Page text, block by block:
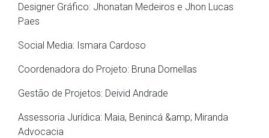
Designer Gráfico: Jhonatan Medeiros e Jhon Lucas
Paes
Social Media: Ismara Cardoso
Coordenadora do Projeto: Bruna Dornellas
Gestão de Projetos: Deivid Andrade
Assessoria Jurídica: Maia, Benincá &amp; Miranda
Advocacia